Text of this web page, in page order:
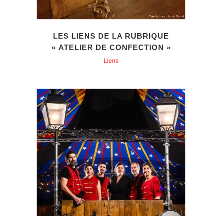
LES LIENS DE LA RUBRIQUE
« ATELIER DE CONFECTION »
Liens